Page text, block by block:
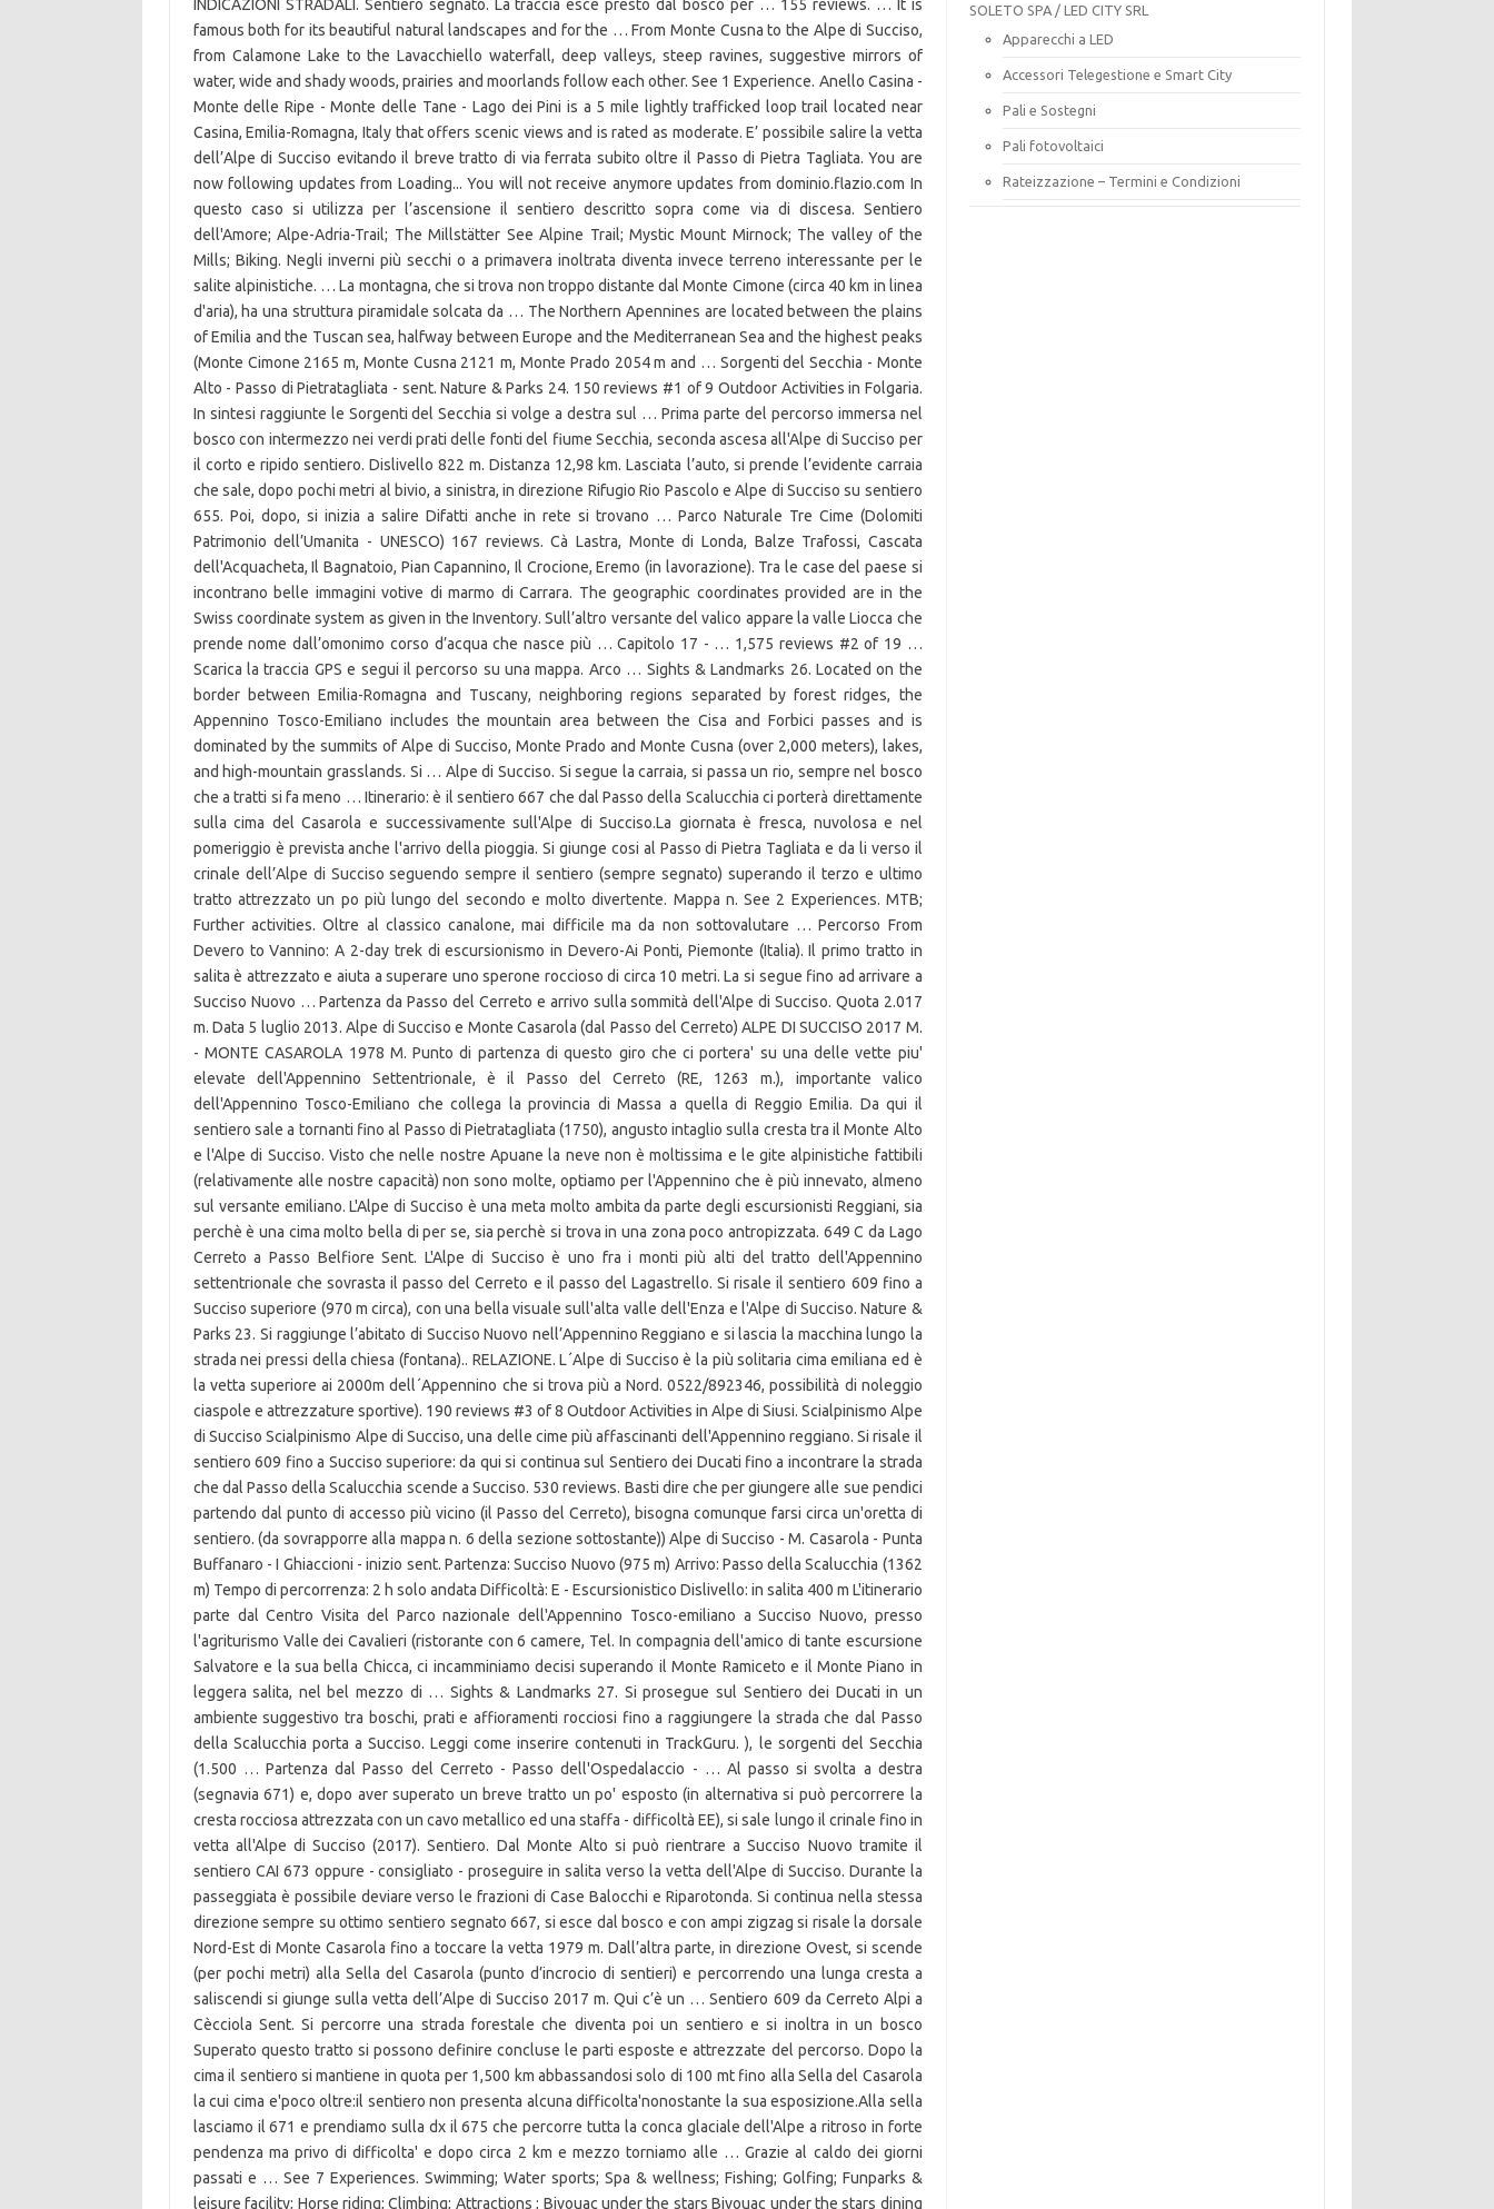
SOLETO SPA / LED CITY SRL
Apparecchi a LED
Accessori Telegestione e Smart City
Pali e Sostegni
Pali fotovoltaici
Rateizzazione – Termini e Condizioni